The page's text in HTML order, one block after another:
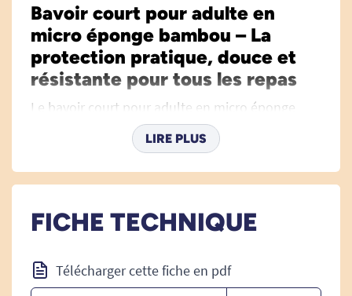
Bavoir court pour adulte en
micro éponge bambou – La
protection pratique, douce et
résistante pour tous les repas
Le bavoir court pour adulte en micro éponge
bambou est la solution idéale et discrète pour
protéger efficacement les vêtements lors des
repas. Spécialement pensé pour les personnes
besoin d’une aide au repas, ce bavoir associe
une grande capacité d’absorption à une
et dignité à chaque usage.
LIRE PLUS
FICHE TECHNIQUE
Télécharger cette fiche en pdf